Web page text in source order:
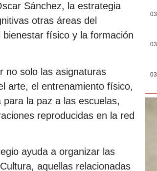
Sánchez, la estrategia
otras áreas del
físico y la formación
no solo las asignaturas
arte, el entrenamiento físico,
la paz a las escuelas,
reproducidas en la red
ayuda a organizar las
aquellas relacionadas